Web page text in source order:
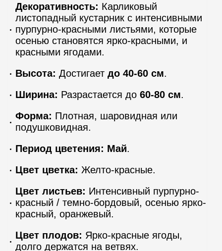
Декоративность: Карликовый
листопадный кустарник с интенсивными
пурпурно-красными листьями, которые
осенью становятся ярко-красными, и
красными ягодами.
Высота: Достигает до 40-60 см.
Ширина: Разрастается до 60-80 см.
Форма: Плотная, шаровидная или
подушковидная.
Период цветения: Май.
Цвет цветка: Желто-красные.
Цвет листьев: Интенсивный пурпурно-
красный / темно-бордовый, осенью ярко-
красный, оранжевый.
Цвет плодов: Ярко-красные ягоды,
долго держатся на ветвях.